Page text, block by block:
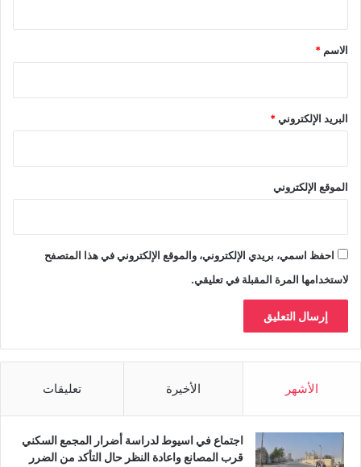
*
الاسم *
البريد الإلكتروني*
الموقع الإلكتروني
احفظ اسمي، بريدي الإلكتروني، والموقع الإلكتروني في هذا المتصفح
لاستخدامها المرة المقبلة في تعليقي.
الأشهر الأخيرة تعليقات
اجتماع في اسيوط لدراسة أضرار المجمع السكني
قرب المصانع واعادة النظر حال التأكد من الضرر